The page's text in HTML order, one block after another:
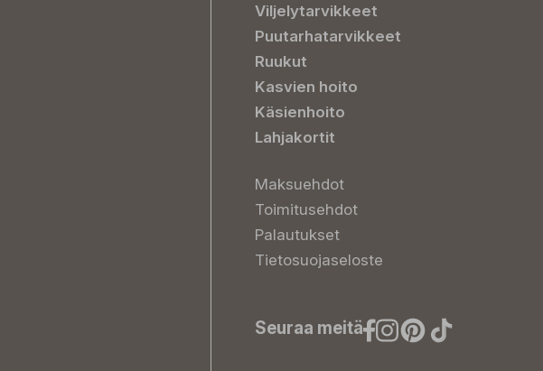
Viljelytarvikkeet
Puutarhatarvikkeet
Ruukut
Kasvien hoito
Käsienhoito
Lahjakortit
Maksuehdot
Toimitusehdot
Palautukset
Tietosuojaseloste
Seuraa meitä